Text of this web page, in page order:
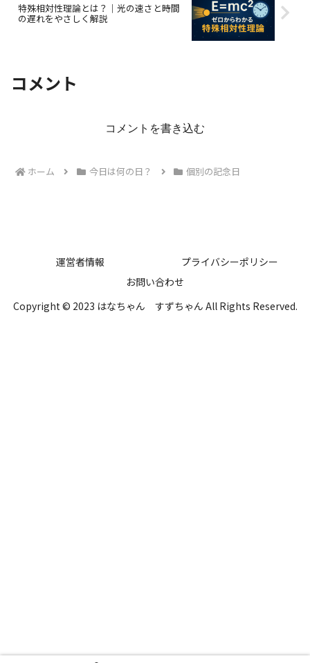
特殊相対性理論とは？｜光の速さと時間
の遅れをやさしく解説
コメント
コメントを書き込む
ホーム 今日は何の日？ 個別の記念日
運営者情報
プライバシーポリシー
お問い合わせ
Copyright © 2023 はなちゃん すずちゃん All Rights Reserved.